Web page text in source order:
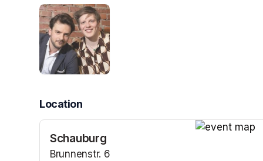
Location
Schauburg
Brunnenstr. 6